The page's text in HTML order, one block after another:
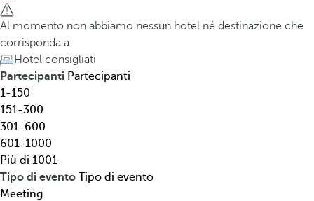
e
l
,
d
e
s
t
i
n
a
z
i
t
h
e
d
o
w
n
a
r
r
o
w
Al momento non abbiamo nessun hotel né destinazione che
corrisponda a
Hotel consigliati
Partecipanti Partecipanti
1-150
151-300
301-600
601-1000
Più di 1001
Tipo di evento Tipo di evento
Meeting